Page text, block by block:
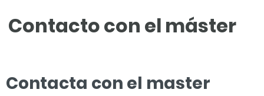
Contacto con el máster
Contacta con el master